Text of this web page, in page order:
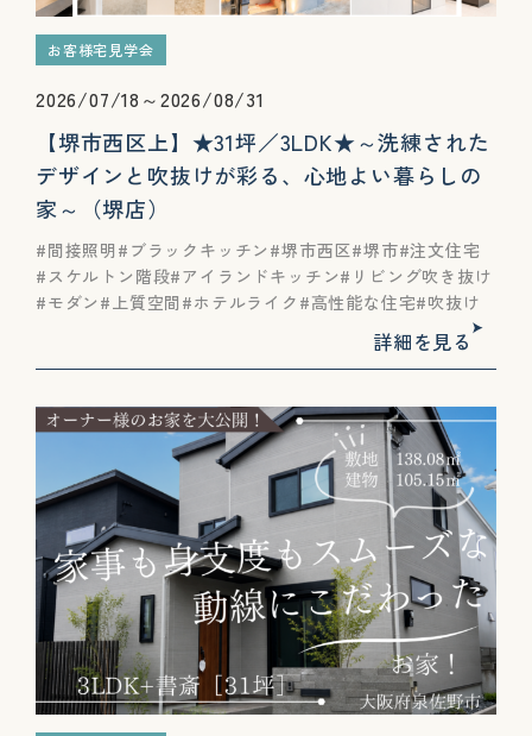
お客様宅見学会
2026/07/18～2026/08/31
【堺市西区上】★31坪／3LDK★～洗練された
デザインと吹抜けが彩る、心地よい暮らしの
家～（堺店）
間接照明 ブラックキッチン 堺市西区 堺市 注文住宅
スケルトン階段 アイランドキッチン
リビング吹き抜け
モダン
上質空間 ホテルライク 高性能な住宅 吹抜け
詳細を見る